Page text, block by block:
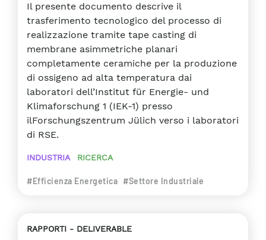
Il presente documento descrive il
trasferimento tecnologico del processo di
realizzazione tramite tape casting di
membrane asimmetriche planari
completamente ceramiche per la produzione
di ossigeno ad alta temperatura dai
laboratori dell’Institut für Energie- und
Klimaforschung 1 (IEK-1) presso
ilForschungszentrum Jülich verso i laboratori
di RSE.
INDUSTRIA RICERCA
#Efficienza Energetica #Settore Industriale
RAPPORTI DELIVERABLE